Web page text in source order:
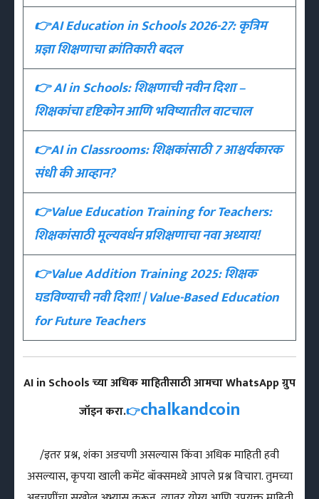
👉AI Education in Schools 2026-27: कृत्रिम
प्रज्ञा शिक्षणाचा क्रांतिकारी बदल
👉 AI in Schools: शिक्षणाची नवीन दिशा –
शिक्षकांचा दृष्टिकोन आणि भविष्यातील वाटचाल
👉AI in Classrooms: शिक्षकांसाठी 7 आश्चर्यकारक
संधी की आव्हान?
👉Value Education Training for Teachers:
शिक्षकांसाठी मूल्यवर्धन प्रशिक्षणाचा नवा अध्याय!
👉Value Addition Training 2025: शिक्षक
घडविण्याची नवी दिशा! | Value-Based Education
for Future Teachers
AI in Schools च्या अधिक माहितीसाठी आमचा WhatsApp ग्रुप
जॉइन करा.👉chalkandcoin
/इतर प्रश्न, शंका अडचणी असल्यास किंवा अधिक माहिती हवी
असल्यास, कृपया खाली कमेंट बॉक्समध्ये आपले प्रश्न विचारा. तुमच्या